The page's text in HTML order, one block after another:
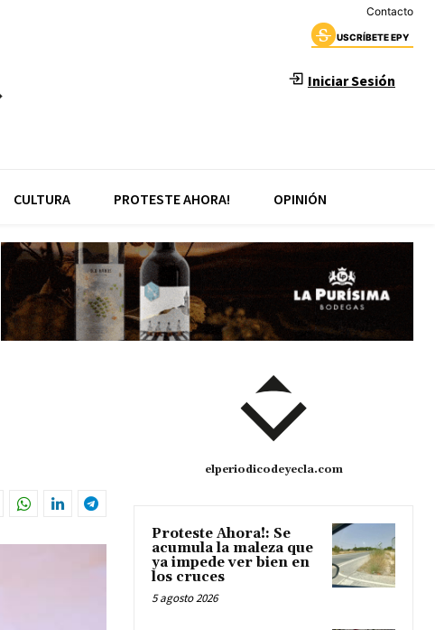
Contacto
USCRÍBETE EPY
Iniciar Sesión
CULTURA PROTESTE AHORA! OPINIÓN
elperiodicodeyecla.com
Proteste Ahora!: Se
acumula la maleza que
ya impede ver bien en
los cruces
5 agosto 2026